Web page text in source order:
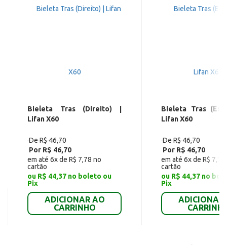
Bieleta Tras (Direito) |
Lifan X60
De R$ 46,70
Por R$ 46,70
em até 6x de R$ 7,78 no
cartão
ou R$ 44,37 no boleto ou
Pix
ADICIONAR AO
CARRINHO
Bieleta Tras
Lifan X60
De R$ 46,70
Por R$ 46,70
em até 6x de R$
cartão
ou R$ 44,37 no
Pix
ADICIONAR